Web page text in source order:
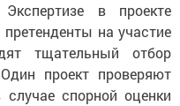
в проекте
на участие
тщательный отбор
проект проверяют
спорной оценки